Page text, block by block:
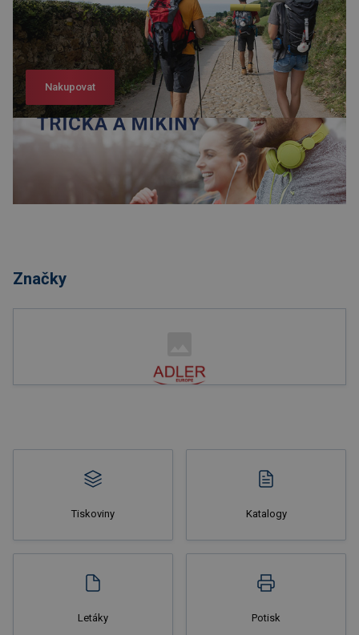
Nakupovat
Značky
Tiskoviny Katalogy
Letáky Potisk